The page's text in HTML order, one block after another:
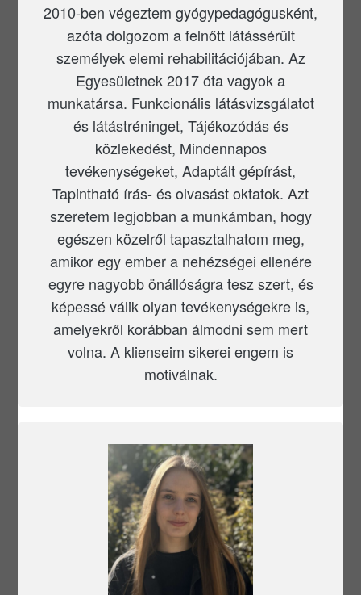
2010-ben végeztem gyógypedagógusként,
azóta dolgozom a felnőtt látássérült
személyek elemi rehabilitációjában. Az
Egyesületnek 2017 óta vagyok a
munkatársa. Funkcionális látásvizsgálatot
és látástréninget, Tájékozódás és
közlekedést, Mindennapos
tevékenységeket, Adaptált gépírást,
Tapintható írás- és olvasást oktatok. Azt
szeretem legjobban a munkámban, hogy
egészen közelről tapasztalhatom meg,
amikor egy ember a nehézségei ellenére
egyre nagyobb önállóságra tesz szert, és
képessé válik olyan tevékenységekre is,
amelyekről korábban álmodni sem mert
volna. A klienseim sikerei engem is
motiválnak.